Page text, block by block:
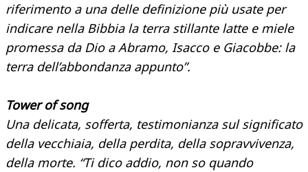
riferimento a una delle definizione più usate per
indicare nella Bibbia la terra stillante latte e miele
promessa da Dio a Abramo, Isacco e Giacobbe: la
terra dell’abbondanza appunto”.
Tower of song
Una delicata, sofferta, testimonianza sul significato
della vecchiaia, della perdita, della sopravvivenza,
della morte. “Ti dico addio, non so quando